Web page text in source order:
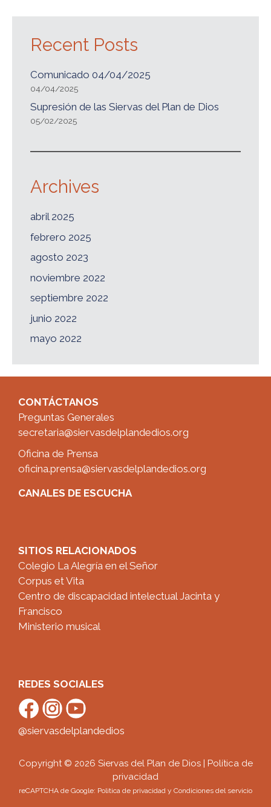
Recent Posts
Comunicado 04/04/2025
04/04/2025
Supresión de las Siervas del Plan de Dios
05/02/2025
Archives
abril 2025
febrero 2025
agosto 2023
noviembre 2022
septiembre 2022
junio 2022
mayo 2022
CONTÁCTANOS
Preguntas Generales
secretaria@siervasdelplandedios.org
Oficina de Prensa
oficina.prensa@siervasdelplandedios.org
CANALES DE ESCUCHA
SITIOS RELACIONADOS
Colegio La Alegría en el Señor
Corpus et Vita
Centro de discapacidad intelectual Jacinta y
Francisco
Ministerio musical
REDES SOCIALES
@siervasdelplandedios
Copyright © 2026 Siervas del Plan de Dios | Política de
privacidad
reCAPTCHA de Google: Politica de privacidad y Condiciones del servicio